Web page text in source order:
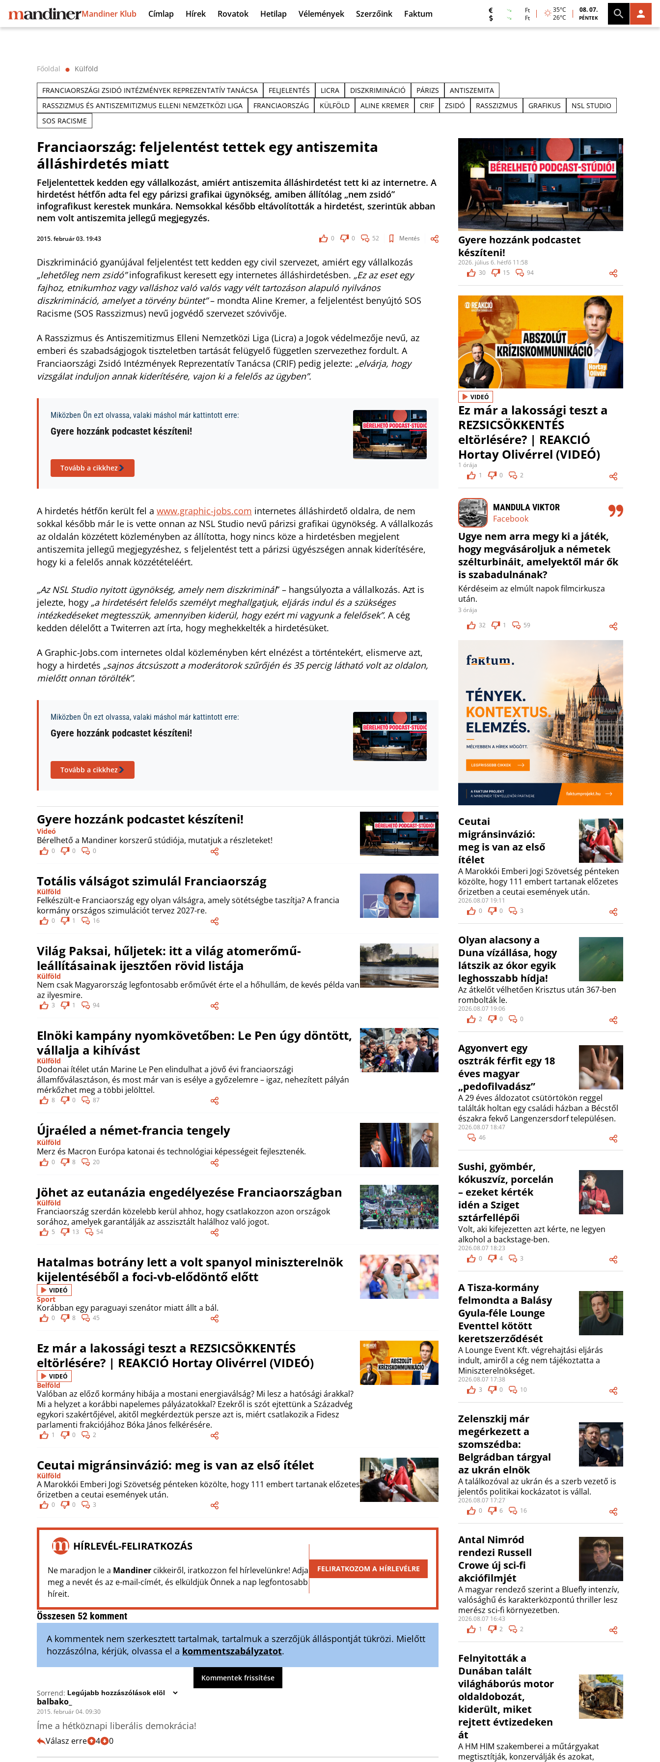
Mandiner Klub Címlap Hírek Rovatok Hetilap Vélemények Szerzőink Faktum
Ft
Ft
35°C
26°C
08. 07.
PÉNTEK
Főoldal ⬤ Külföld
FRANCIAORSZÁGI ZSIDÓ INTÉZMÉNYEK REPREZENTATÍV TANÁCSA FELJELENTÉS LICRA DISZKRIMINÁCIÓ PÁRIZS
ANTISZEMITA
RASSZIZMUS ÉS ANTISZEMITIZMUS ELLENI NEMZETKÖZI LIGA
FRANCIAORSZÁG KÜLFÖLD ALINE KREMER CRIF ZSIDÓ RASSZIZMUS GRAFIKUS
NSL STUDIO
SOS RACISME
Franciaország: feljelentést tettek egy antiszemita
álláshirdetés miatt
Feljelentettek kedden egy vállalkozást, amiért antiszemita álláshirdetést tett ki az internetre. A
hirdetést hétfőn adta fel egy párizsi grafikai ügynökség, amiben állítólag „nem zsidó”
infografikust kerestek munkára. Nemsokkal később eltávolították a hirdetést, szerintük abban
nem volt antiszemita jellegű megjegyzés.
2015. február 03. 19:43 0 0 52 Mentés
Diszkrimináció gyanújával feljelentést tett kedden egy civil szervezet, amiért egy vállalkozás
„lehetőleg nem zsidó”infografikust keresett egy internetes álláshirdetésben. „Ez az eset egy
fajhoz, etnikumhoz vagy valláshoz való valós vagy vélt tartozáson alapuló nyilvános
diszkrimináció, amelyet a törvény büntet”– mondta Aline Kremer, a feljelentést benyújtó SOS
Racisme (SOS Rasszizmus) nevű jogvédő szervezet szóvivője.
A Rasszizmus és Antiszemitizmus Elleni Nemzetközi Liga (Licra) a Jogok védelmezője nevű, az
emberi és szabadságjogok tiszteletben tartását felügyelő független szervezethez fordult. A
Franciaországi Zsidó Intézmények Reprezentatív Tanácsa (CRIF) pedig jelezte: „elvárja, hogy
vizsgálat induljon annak kiderítésére, vajon ki a felelős az ügyben”.
Miközben Ön ezt olvassa, valaki máshol már kattintott erre:
Gyere hozzánk podcastet készíteni!
Tovább a cikkhez
A hirdetés hétfőn került fel a www.graphic-jobs.com internetes álláshirdető oldalra, de nem
sokkal később már le is vette onnan az NSL Studio nevű párizsi grafikai ügynökség. A vállalkozás
az oldalán közzétett közleményben az állította, hogy nincs köze a hirdetésben megjelent
antiszemita jellegű megjegyzéshez, s feljelentést tett a párizsi ügyészségen annak kiderítésére,
hogy ki a felelős annak közzétételéért.
„Az NSL Studio nyitott ügynökség, amely nem diszkriminál” – hangsúlyozta a vállalkozás. Azt is
jelezte, hogy „a hirdetésért felelős személyt meghallgatjuk, eljárás indul és a szükséges
intézkedéseket megtesszük, amennyiben kiderül, hogy ezért mi vagyunk a felelősek”. A cég
kedden délelőtt a Twiterren azt írta, hogy meghekkelték a hirdetésüket.
A Graphic-Jobs.com internetes oldal közleményben kért elnézést a történtekért, elismerve azt,
hogy a hirdetés „sajnos átcsúszott a moderátorok szűrőjén és 35 percig látható volt az oldalon,
mielőtt onnan törölték”.
Miközben Ön ezt olvassa, valaki máshol már kattintott erre:
Gyere hozzánk podcastet készíteni!
Tovább a cikkhez
Gyere hozzánk podcastet készíteni!
Videó
Bérelhető a Mandiner korszerű stúdiója, mutatjuk a részleteket!
0 0 0
Totális válságot szimulál Franciaország
Külföld
Felkészült-e Franciaország egy olyan válságra, amely sötétségbe taszítja? A francia
kormány országos szimulációt tervez 2027-re.
0 1 16
Világ Paksai, hűljetek: itt a világ atomerőmű-
leállításainak ijesztően rövid listája
Külföld
Nem csak Magyarország legfontosabb erőművét érte el a hőhullám, de kevés példa van
az ilyesmire.
3 1 94
Elnöki kampány nyomkövetőben: Le Pen úgy döntött,
vállalja a kihívást
Külföld
Dodonai ítélet után Marine Le Pen elindulhat a jövő évi franciaországi
államfőválasztáson, és most már van is esélye a győzelemre – igaz, nehezített pályán
mérkőzhet meg a többi jelölttel.
8 0 87
Újraéled a német-francia tengely
Külföld
Merz és Macron Európa katonai és technológiai képességeit fejlesztenék.
0 8 20
Jöhet az eutanázia engedélyezése Franciaországban
Külföld
Franciaország szerdán közelebb kerül ahhoz, hogy csatlakozzon azon országok
sorához, amelyek garantálják az asszisztált halálhoz való jogot.
5 13 54
Hatalmas botrány lett a volt spanyol miniszterelnök
kijelentéséből a foci-vb-elődöntő előtt
VIDEÓ
Sport
Korábban egy paraguayi szenátor miatt állt a bál.
0 8 45
Ez már a lakossági teszt a REZSICSÖKKENTÉS
eltörlésére? | REAKCIÓ Hortay Olivérrel (VIDEÓ)
VIDEÓ
Belföld
Valóban az előző kormány hibája a mostani energiaválság? Mi lesz a hatósági árakkal?
Mi a helyzet a korábbi napelemes pályázatokkal? Ezekről is szót ejtettünk a Századvég
egykori szakértőjével, akitől megkérdeztük persze azt is, miért csatlakozik a Fidesz
parlamenti frakciójához Bóka János felkérésére.
1 0 2
Ceutai migránsinvázió: meg is van az első ítélet
Külföld
A Marokkói Emberi Jogi Szövetség pénteken közölte, hogy 111 embert tartanak előzetes
őrizetben a ceutai események után.
0 0 3
HÍRLEVÉL-FELIRATKOZÁS
Ne maradjon le a Mandiner cikkeiről, iratkozzon fel hírlevelünkre! Adja
meg a nevét és az e-mail-címét, és elküldjük Önnek a nap legfontosabb
híreit.
FELIRATKOZOM A HÍRLEVÉLRE
Összesen 52 komment
A kommentek nem szerkesztett tartalmak, tartalmuk a szerzőjük álláspontját tükrözi. Mielőtt
hozzászólna, kérjük, olvassa el a kommentszabályzatot.
Kommentek frissítése
Sorrend:
balbako_
2015. február 04. 09:30
Íme a hétköznapi liberális demokrácia!
Válasz erre 4 0
Gyere hozzánk podcastet
készíteni!
2026. július 6. hétfő 11:58
30
15 94
VIDEÓ
Ez már a lakossági teszt a
REZSICSÖKKENTÉS
eltörlésére? | REAKCIÓ
Hortay Olivérrel (VIDEÓ)
1 órája
1
0 2
MANDULA VIKTOR
Facebook
Ugye nem arra megy ki a játék,
hogy megvásároljuk a németek
szélturbináit, amelyektől már ők
is szabadulnának?
Kérdéseim az elmúlt napok filmcirkusza
után.
3 órája
32
1 59
Ceutai
migránsinvázió:
meg is van az első
ítélet
A Marokkói Emberi Jogi Szövetség pénteken
közölte, hogy 111 embert tartanak előzetes
őrizetben a ceutai események után.
2026.08.07 19:11
0
0 3
Olyan alacsony a
Duna vízállása, hogy
látszik az ókor egyik
leghosszabb hídja!
Az átkelőt vélhetően Krisztus után 367-ben
rombolták le.
2026.08.07 19:06
2
0 0
Agyonvert egy
osztrák férfit egy 18
éves magyar
„pedofilvadász”
A 29 éves áldozatot csütörtökön reggel
találták holtan egy családi házban a Bécstől
északra fekvő Langenzersdorf településen.
2026.08.07 18:47
46
Sushi, gyömbér,
kókuszvíz, porcelán
– ezeket kérték
idén a Sziget
sztárfellépői
Volt, aki kifejezetten azt kérte, ne legyen
alkohol a backstage-ben.
2026.08.07 18:23
0
4 3
A Tisza-kormány
felmondta a Balásy
Gyula-féle Lounge
Eventtel kötött
keretszerződését
A Lounge Event Kft. végrehajtási eljárás
indult, amiről a cég nem tájékoztatta a
Miniszterelnökséget.
2026.08.07 17:38
3
0 10
Zelenszkij már
megérkezett a
szomszédba:
Belgrádban tárgyal
az ukrán elnök
A találkozóval az ukrán és a szerb vezető is
jelentős politikai kockázatot is vállal.
2026.08.07 17:27
0
6 16
Antal Nimród
rendezi Russell
Crowe új sci-fi
akciófilmjét
A magyar rendező szerint a Bluefly intenzív,
valósághű és karakterközpontú thriller lesz
merész sci-fi környezetben.
2026.08.07 16:43
1
2 2
Felnyitották a
Dunában talált
világháborús motor
oldaldobozát,
kiderült, miket
rejtett évtizedeken
át
A HM HIM szakemberei a műtárgyakat
megtisztítják, konzerválják és azokat,